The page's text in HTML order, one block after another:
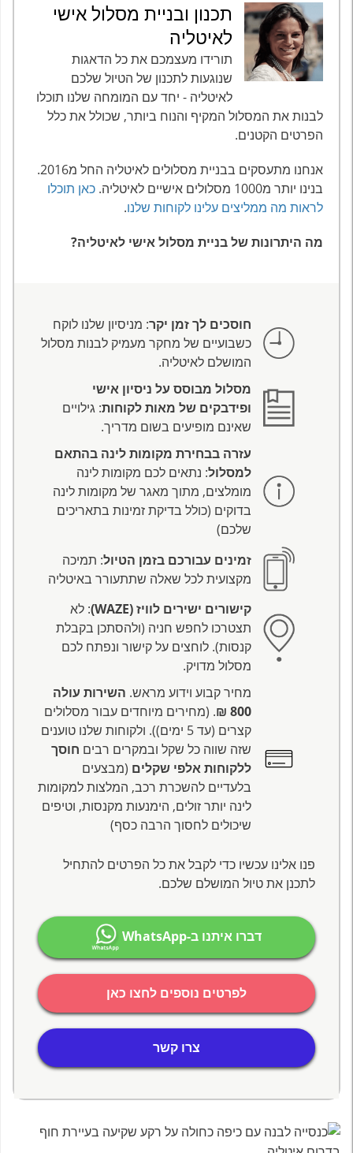
תכנון ובניית מסלול אישי
לאיטליה
תורידו מעצמכם את כל הדאגות
שנוגעות לתכנון של הטיול שלכם
לאיטליה - יחד עם המומחה שלנו תוכלו
לבנות את המסלול המקיף והנוח ביותר, שכולל את כלל
הפרטים הקטנים.
אנחנו מתעסקים בבניית מסלולים לאיטליה החל מ2016.
בנינו יותר מ1000 מסלולים אישיים לאיטליה.
כאן תוכלו
לראות מה ממליצים עלינו לקוחות שלנו.
מה היתרונות של בניית מסלול אישי לאיטליה?
חוסכים לך זמן יקר: מניסיון שלנו לוקח
כשבועיים של מחקר מעמיק לבנות מסלול
המושלם לאיטליה.
מסלול מבוסס על ניסיון אישי
ופידבקים של מאות לקוחות: גילויים
שאינם מופיעים בשום מדריך.
עזרה בבחירת מקומות לינה בהתאם
למסלול: נתאים לכם מקומות לינה
מומלצים, מתוך מאגר של מקומות לינה
בדוקים (כולל בדיקת זמינות בתאריכים
שלכם)
זמינים עבורכם בזמן הטיול: תמיכה
מקצועית לכל שאלה שתתעורר באיטליה
קישורים ישירים לוויז (WAZE)
: לא
תצטרכו לחפש חניה (ולהסתכן בקבלת
קנסות). לוחצים על קישור ונפתח לכם
מסלול מדויק.
מחיר קבוע וידוע מראש. השירות עולה
800 ₪
. (מחירים מיוחדים עבור מסלולים
קצרים (עד 5 ימים)). ולקוחות שלנו טוענים
שזה שווה כל שקל ובמקרים רבים חוסך
ללקוחות אלפי שקלים (מבצעים
בלעדיים להשכרת רכב, המלצות למקומות
לינה יותר זולים, הימנעות מקנסות, וטיפים
שיכולים לחסוך הרבה כסף)
פנו אלינו עכשיו כדי לקבל את כל הפרטים להתחיל
לתכנן את טיול המושלם שלכם.
דברו איתנו ב-WhatsApp
לפרטים נוספים לחצו כאן
צרו קשר